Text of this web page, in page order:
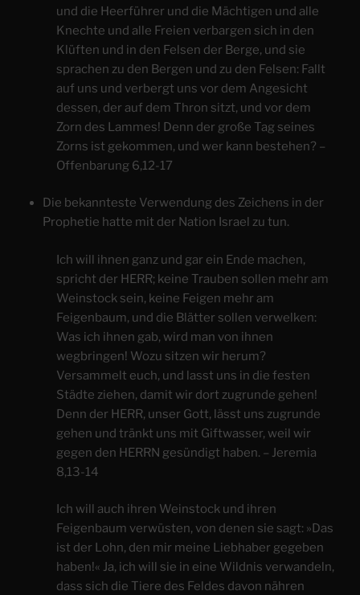
und die Heerführer und die Mächtigen und alle
Knechte und alle Freien verbargen sich in den
Klüften und in den Felsen der Berge, und sie
sprachen zu den Bergen und zu den Felsen: Fallt
auf uns und verbergt uns vor dem Angesicht
dessen, der auf dem Thron sitzt, und vor dem
Zorn des Lammes! Denn der große Tag seines
Zorns ist gekommen, und wer kann bestehen? –
Offenbarung 6,12-17
Die bekannteste Verwendung des Zeichens in der
Prophetie hatte mit der Nation Israel zu tun.
Ich will ihnen ganz und gar ein Ende machen,
spricht der HERR; keine Trauben sollen mehr am
Weinstock sein, keine Feigen mehr am
Feigenbaum, und die Blätter sollen verwelken:
Was ich ihnen gab, wird man von ihnen
wegbringen! Wozu sitzen wir herum?
Versammelt euch, und lasst uns in die festen
Städte ziehen, damit wir dort zugrunde gehen!
Denn der HERR, unser Gott, lässt uns zugrunde
gehen und tränkt uns mit Giftwasser, weil wir
gegen den HERRN gesündigt haben. – Jeremia
8,13-14
​Ich will auch ihren Weinstock und ihren
Feigenbaum verwüsten, von denen sie sagt: »Das
ist der Lohn, den mir meine Liebhaber gegeben
haben!« Ja, ich will sie in eine Wildnis verwandeln,
dass sich die Tiere des Feldes davon nähren